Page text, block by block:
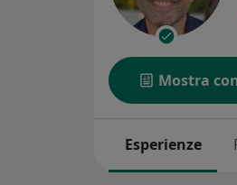
Mostra
Esperienze